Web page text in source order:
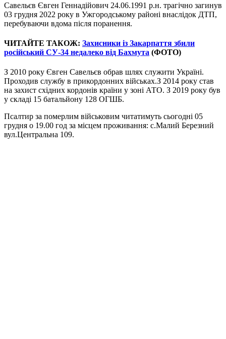
Савельєв Євген Геннадійович 24.06.1991 р.н. трагічно загинув
03 грудня 2022 року в Ужгородському районі внаслідок ДТП,
перебуваючи вдома після поранення.
ЧИТАЙТЕ ТАКОЖ: Захисники із Закарпаття збили
російський СУ-34 недалеко від Бахмута (ФОТО)
З 2010 року Євген Савельєв обрав шлях служити Україні.
Проходив службу в прикордонних військах.З 2014 року став
на захист східних кордонів країни у зоні АТО. З 2019 року був
у складі 15 батальйону 128 ОГШБ.
Псалтир за померлим військовим читатимуть сьогодні 05
грудня о 19.00 год за місцем проживання: с.Малий Березний
вул.Центральна 109.